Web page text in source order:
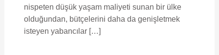
nispeten düşük yaşam maliyeti sunan bir ülke
olduğundan, bütçelerini daha da genişletmek
isteyen yabancılar […]